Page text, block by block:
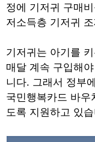
정에 기저귀 구매
저소득층 기저귀
기저귀는 아기를
매달 계속 구입해
니다. 그래서 정부
국민행복카드 바우
도록 지원하고 있